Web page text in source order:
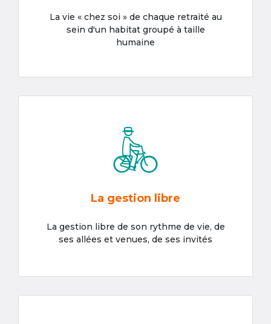
La vie « chez soi » de chaque retraité au
sein d'un habitat groupé à taille
humaine
La gestion libre
La gestion libre de son rythme de vie, de
ses allées et venues, de ses invités